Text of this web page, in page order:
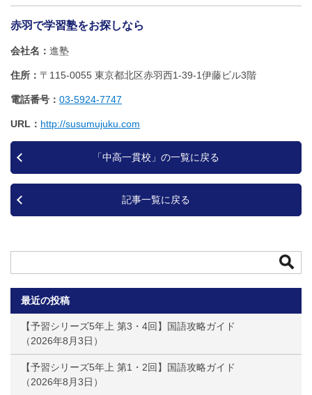
赤羽で学習塾をお探しなら
会社名 進塾
住所 〒115-0055 東京都北区赤羽西1‐39‐1伊藤ビル3階
電話番号 03-5924-7747
URL http://susumujuku.com
「中高一貫校」の一覧に戻る
記事一覧に戻る
最近の投稿
【予習シリーズ5年上 第3・4回】国語攻略ガイド
2026年8月3日
【予習シリーズ5年上 第1・2回】国語攻略ガイド
2026年8月3日